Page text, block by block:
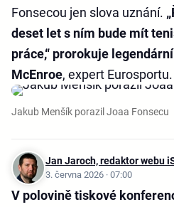
Fonsecou jen slova uznání.
deset let s ním bude mít
práce,“ prorokuje
McEnroe, expert Eurosportu.
Jakub Menšík porazil Joaa Fonsecu
Jan Jaroch, redaktor webu
3. června 2026 · 07:00
V polovině tiskové